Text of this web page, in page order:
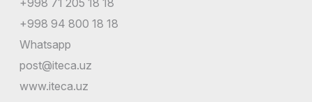
+998 94 800 18 18
Whatsapp
post@iteca.uz
www.iteca.uz